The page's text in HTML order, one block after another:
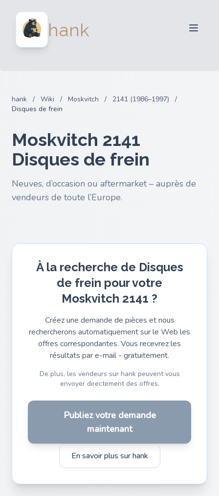
hank
hank / Wiki / Moskvitch / 2141 (1986–1997)
/
Disques de frein
Moskvitch 2141
Disques de frein
Neuves, d’occasion ou aftermarket – auprès de
vendeurs de toute l’Europe.
À la recherche de Disques
de frein pour votre
Moskvitch 2141 ?
Créez une demande de pièces et nous
rechercherons automatiquement sur le Web les
offres correspondantes. Vous recevrez les
résultats par e-mail - gratuitement.
De plus, les vendeurs sur hank peuvent vous
envoyer directement des offres.
Publiez votre demande
maintenant
En savoir plus sur hank